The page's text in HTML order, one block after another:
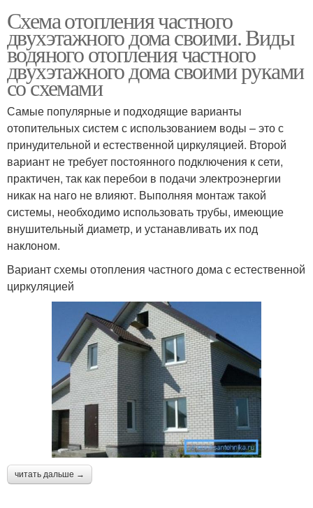
Схема отопления частного
двухэтажного дома своими. Виды
водяного отопления частного
двухэтажного дома своими руками
со схемами
Самые популярные и подходящие варианты
отопительных систем с использованием воды – это с
принудительной и естественной циркуляцией. Второй
вариант не требует постоянного подключения к сети,
практичен, так как перебои в подачи электроэнергии
никак на наго не влияют. Выполняя монтаж такой
системы, необходимо использовать трубы, имеющие
внушительный диаметр, и устанавливать их под
наклоном.
Вариант схемы отопления частного дома с естественной
циркуляцией
читать дальше →